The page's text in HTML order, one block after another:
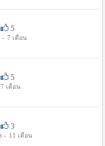
5
- 7 เดือน
5
7 เดือน
3
- 11 เดือน